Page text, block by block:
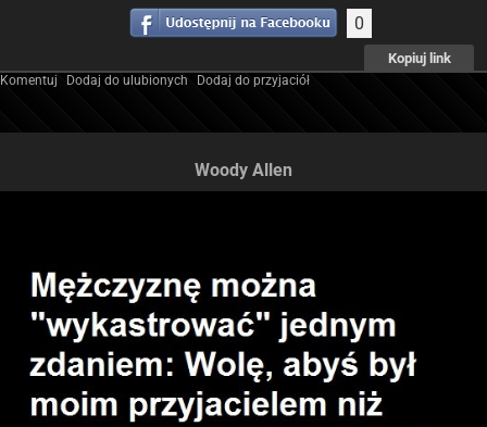
0
Kopiuj link
Komentuj Dodaj do ulubionych Dodaj do przyjaciół
Woody Allen